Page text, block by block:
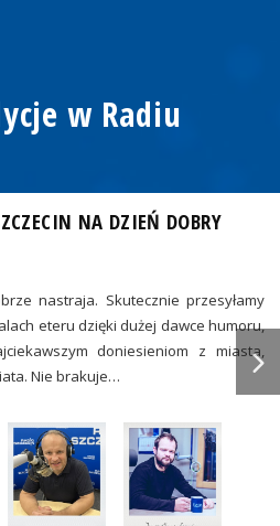
w Radiu
NA DZIEŃ DOBRY
nastraja. Skutecznie przesyłamy
eteru dzięki dużej dawce humoru,
doniesieniom z miasta,
Nie brakuje…